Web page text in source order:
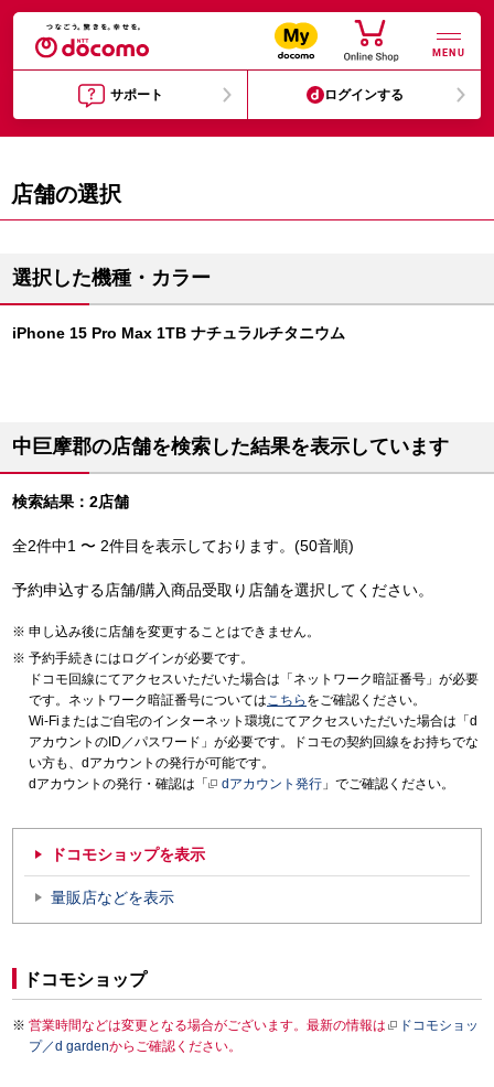
MENU
サポート ログインする
店舗の選択
選択した機種・カラー
iPhone 15 Pro Max 1TB ナチュラルチタニウム
中巨摩郡の店舗を検索した結果を表示しています
検索結果：2店舗
全2件中1 〜 2件目を表示しております。(50音順)
予約申込する店舗/購入商品受取り店舗を選択してください。
申し込み後に店舗を変更することはできません。
予約手続きにはログインが必要です。
ドコモ回線にてアクセスいただいた場合は「ネットワーク暗証番号」が必要
です。ネットワーク暗証番号についてはこちら をご確認ください。
Wi-Fiまたはご自宅のインターネット環境にてアクセスいただいた場合は「d
アカウントのID／パスワード」が必要です。ドコモの契約回線をお持ちでな
い方も、dアカウントの発行が可能です。
dアカウントの発行・確認は「
dアカウント発行 」でご確認ください。
ドコモショップを表示
量販店などを表示
ドコモショップ
営業時間などは変更となる場合がございます。最新の情報は
ドコモショッ
プ／d gardenからご確認ください。